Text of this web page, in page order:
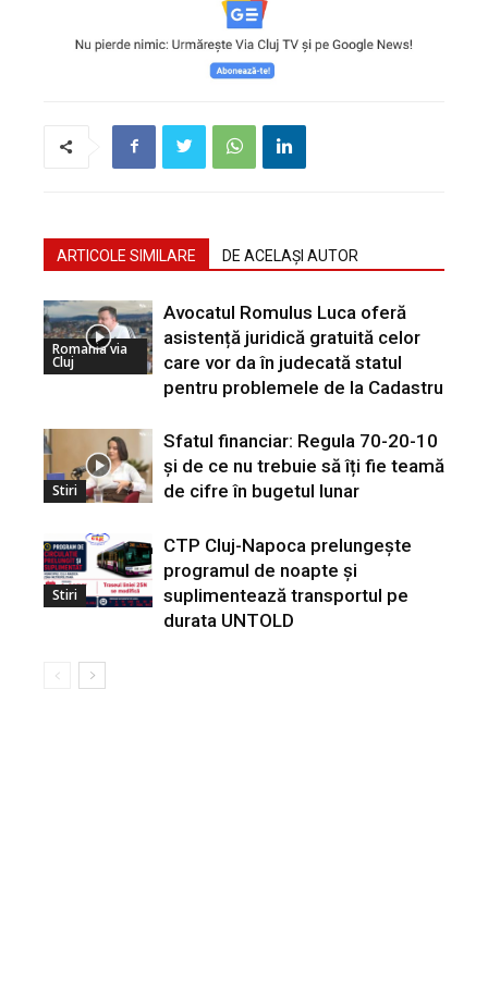
ARTICOLE SIMILARE DE ACELAȘI AUTOR
Romania via
Cluj
Avocatul Romulus Luca oferă
asistență juridică gratuită celor
care vor da în judecată statul
pentru problemele de la Cadastru
Stiri
Sfatul financiar: Regula 70-20-10
și de ce nu trebuie să îți fie teamă
de cifre în bugetul lunar
Stiri
CTP Cluj-Napoca prelungește
programul de noapte și
suplimentează transportul pe
durata UNTOLD